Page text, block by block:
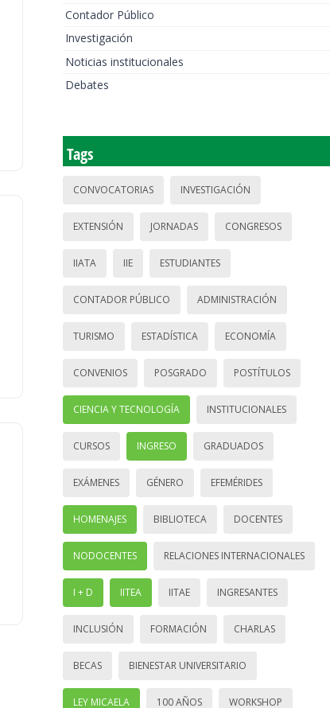
Contador Público
Investigación
Noticias institucionales
Debates
Tags
CONVOCATORIAS INVESTIGACIÓN
EXTENSIÓN JORNADAS CONGRESOS
IIATA IIE ESTUDIANTES
CONTADOR PÚBLICO ADMINISTRACIÓN
TURISMO ESTADÍSTICA ECONOMÍA
CONVENIOS POSGRADO POSTÍTULOS
CIENCIA Y TECNOLOGÍA INSTITUCIONALES
CURSOS INGRESO GRADUADOS
EXÁMENES GÉNERO EFEMÉRIDES
HOMENAJES BIBLIOTECA DOCENTES
NODOCENTES RELACIONES INTERNACIONALES
I + D IITEA IITAE INGRESANTES
INCLUSIÓN FORMACIÓN CHARLAS
BECAS BIENESTAR UNIVERSITARIO
LEY MICAELA 100 AÑOS WORKSHOP